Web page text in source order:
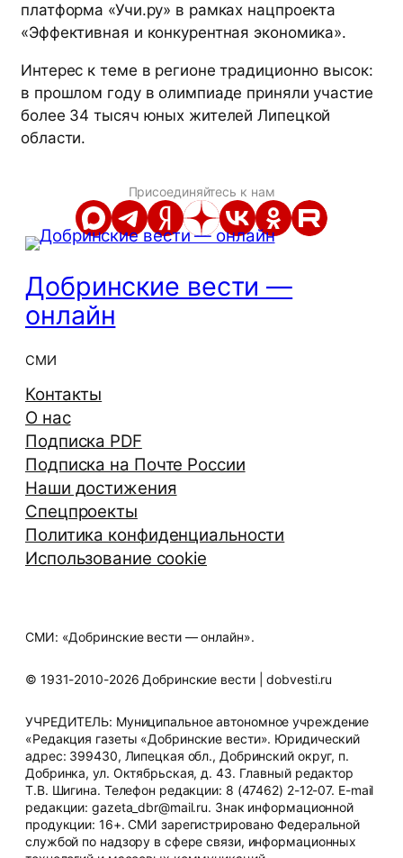
платформа «Учи.ру» в рамках нацпроекта
«Эффективная и конкурентная экономика».
Интерес к теме в регионе традиционно высок:
в прошлом году в олимпиаде приняли участие
более 34 тысяч юных жителей Липецкой
области.
Присоединяйтесь к нам
Добринские вести —
онлайн
СМИ
Контакты
О нас
Подписка PDF
Подписка на Почте России
Наши достижения
Спецпроекты
Политика конфиденциальности
Использование cookie
СМИ: «Добринские вести — онлайн».
© 1931-2010-2026 Добринские вести | dobvesti.ru
УЧРЕДИТЕЛЬ: Муниципальное автономное учреждение
«Редакция газеты «Добринские вести». Юридический
адрес: 399430, Липецкая обл., Добринский округ, п.
Добринка, ул. Октябрьская, д. 43. Главный редактор
Т.В. Шигина. Телефон редакции: 8 (47462) 2-12-07. E-mail
редакции: gazeta_dbr@mail.ru. Знак информационной
продукции: 16+. СМИ зарегистрировано Федеральной
службой по надзору в сфере связи, информационных